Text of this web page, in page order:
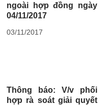
ngoài hợp đồng ngày
04/11/2017
03/11/2017
Thông báo: V/v phối
hợp rà soát giải quyết